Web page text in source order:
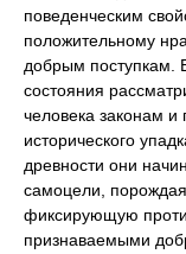
поведенческим
положительному
добрым поступкам.
состояния
человека законам
исторического
древности они
самоцели,
фиксирующую
признаваемыми